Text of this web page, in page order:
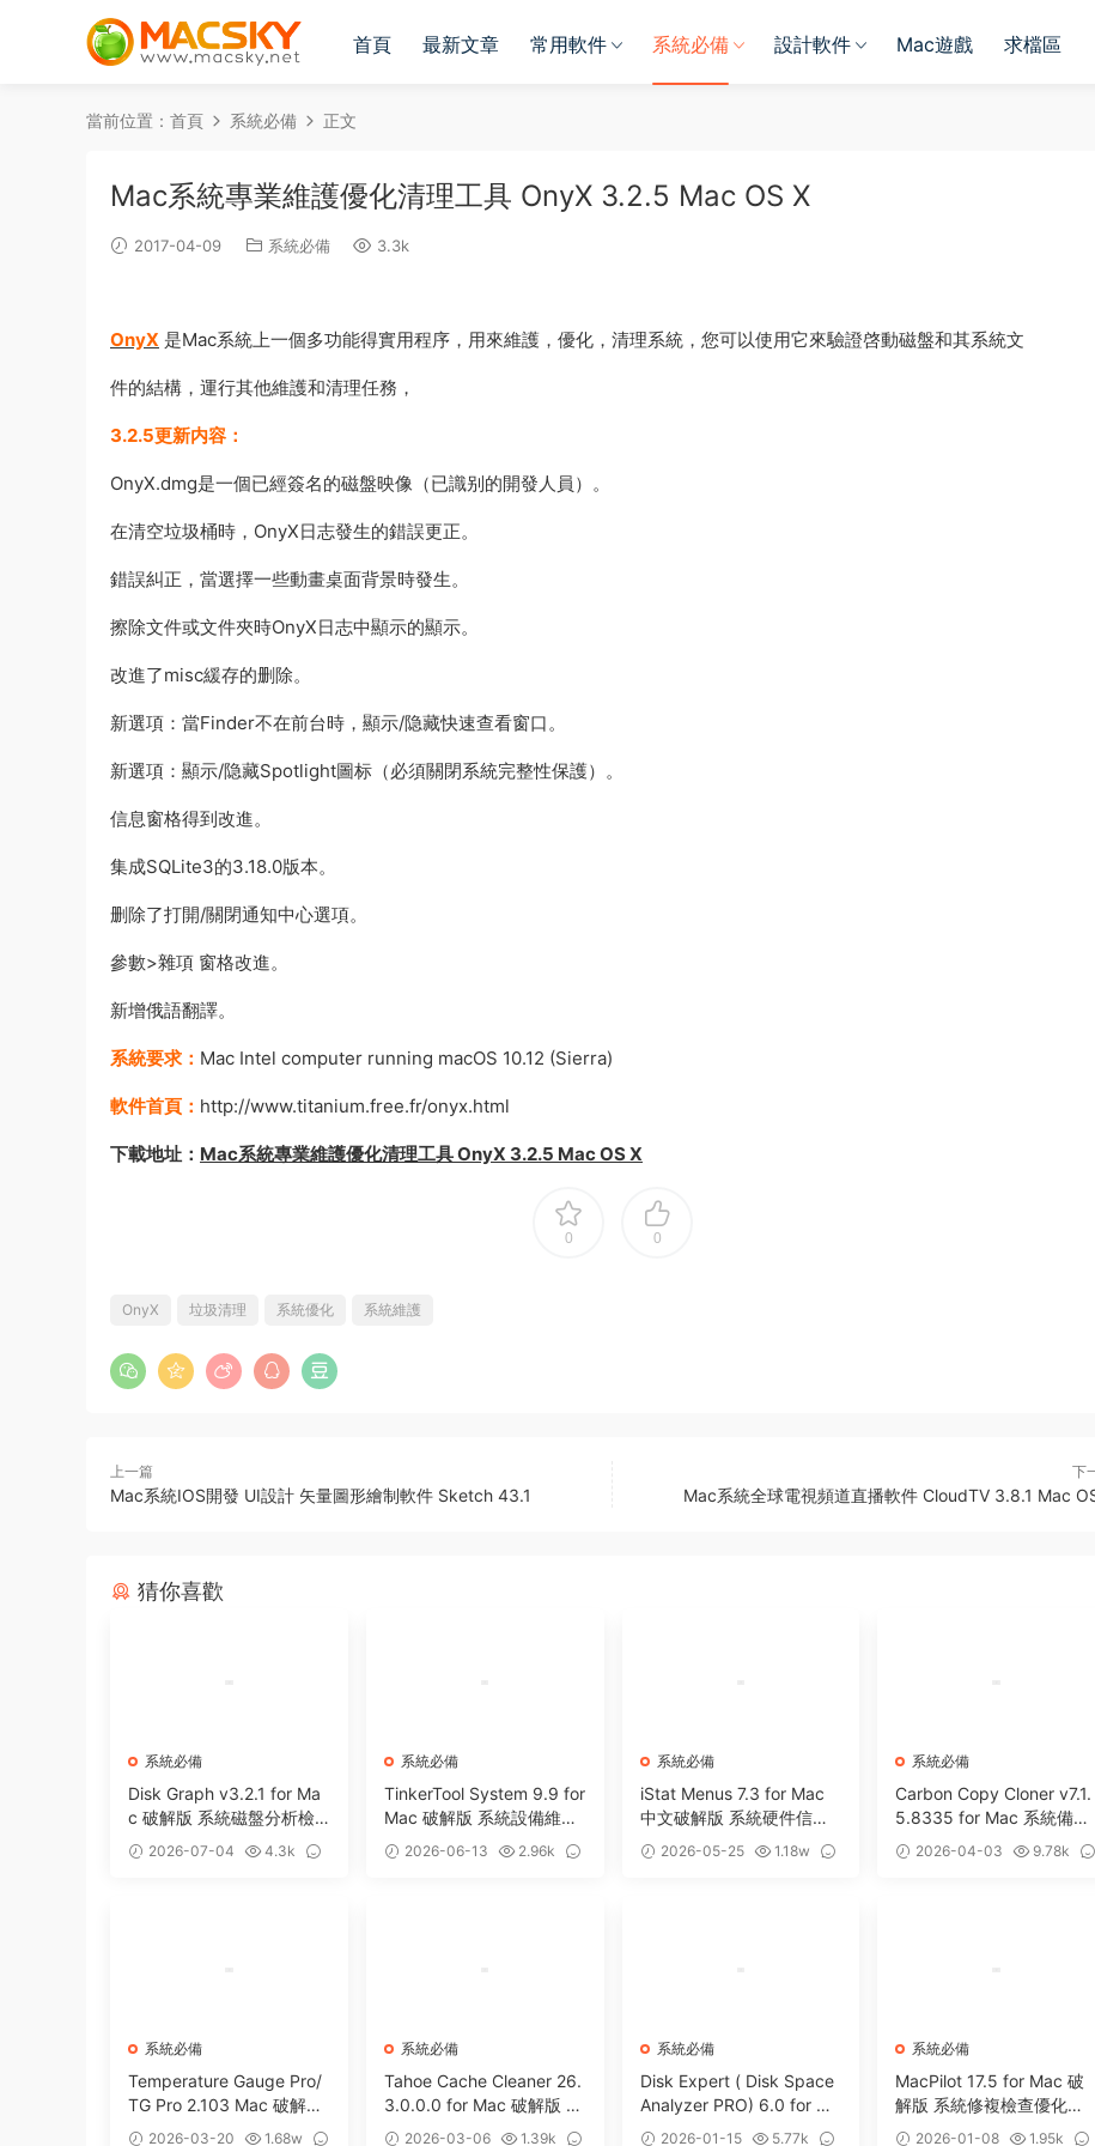
首頁 最新文章 常用軟件 系統必備 設計軟件 Mac遊戲 求檔區
當前位置： 首頁 系統必備 正文
Mac系統專業維護優化清理工具 OnyX 3.2.5 Mac OS X
2017-04-09 系統必備 3.3k
OnyX 是Mac系統上一個多功能得實用程序，用來維護，優化，清理系統，您可以使用它來驗證啓動磁盤和其系統文
件的結構，運行其他維護和清理任務，
3.2.5更新内容：
OnyX.dmg是一個已經簽名的磁盤映像（已識别的開發人員）。
在清空垃圾桶時，OnyX日志發生的錯誤更正。
錯誤糾正，當選擇一些動畫桌面背景時發生。
擦除文件或文件夾時OnyX日志中顯示的顯示。
改進了misc緩存的删除。
新選項：當Finder不在前台時，顯示/隐藏快速查看窗口。
新選項：顯示/隐藏Spotlight圖标（必須關閉系統完整性保護）。
信息窗格得到改進。
集成SQLite3的3.18.0版本。
删除了打開/關閉通知中心選項。
參數>雜項 窗格改進。
新增俄語翻譯。
系統要求： Mac Intel computer running macOS 10.12 (Sierra)
軟件首頁： http://www.titanium.free.fr/onyx.html
下載地址： Mac系統專業維護優化清理工具 OnyX 3.2.5 Mac OS X
0 0
OnyX 垃圾清理 系統優化 系統維護
上一篇
Mac系統IOS開發 UI設計 矢量圖形繪制軟件 Sketch 43.1
下
Mac系統全球電視頻道直播軟件 CloudTV 3.8.1 Mac
猜你喜歡
系統必備
Disk Graph v3.2.1 for Ma
c 破解版 系統磁盤分析檢
測工具
2026-07-04
4.3k
系統必備
TinkerTool System 9.9 for
Mac 破解版 系統設備維護
工具2026-06-13
2.96k
系統必備
iStat Menus 7.3 for Mac
中文破解版 系統硬件信息
監測工具
2026-05-25
1.18w
系統必備
Carbon Copy Cloner v7.1.
5.8335 for Mac 系統備份
克隆遷移工具
2026-04-03
9.78k
系統必備
Temperature Gauge Pro/
TG Pro 2.103 Mac 破解版
優秀硬件溫度監測工具
2026-03-20
1.68w
系統必備
Tahoe Cache Cleaner 26.
3.0.0.0 for Mac 破解版 Ta
hoe系統優化防病毒清理軟
2026-03-06
1.39k
系統必備
Disk Expert ( Disk Space
Analyzer PRO) 6.0 for Ma
c 磁盤分析管理清理工具
2026-01-15
5.77k
系統必備
MacPilot 17.5 for Mac 破
解版 系統修複檢查優化工
具 2026-01-08
1.95k